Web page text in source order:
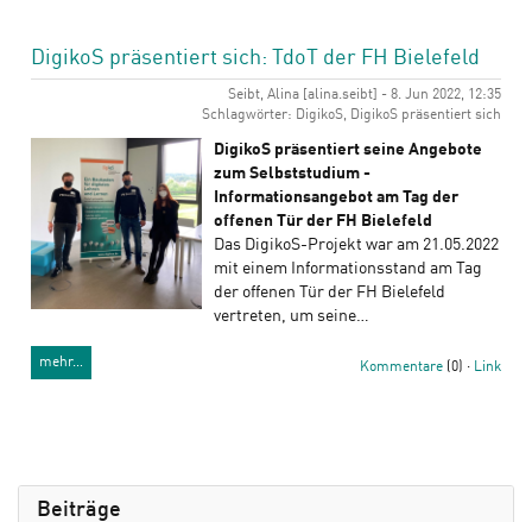
DigikoS präsentiert sich: TdoT der FH Bielefeld
Seibt, Alina [alina.seibt] - 8. Jun 2022, 12:35
Schlagwörter: DigikoS, DigikoS präsentiert sich
DigikoS präsentiert seine Angebote
zum Selbststudium -
Informationsangebot am Tag der
offenen Tür der FH Bielefeld
Das DigikoS-Projekt war am 21.05.2022
mit einem Informationsstand am Tag
der offenen Tür der FH Bielefeld
vertreten, um seine…
mehr… Kommentare (0) · Link
Beiträge